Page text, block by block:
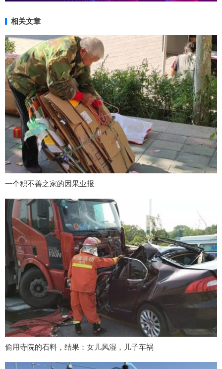
相关文章
一个积不善之家的因果业报
偷用寺院的石料，结果：女儿风湿，儿子车祸